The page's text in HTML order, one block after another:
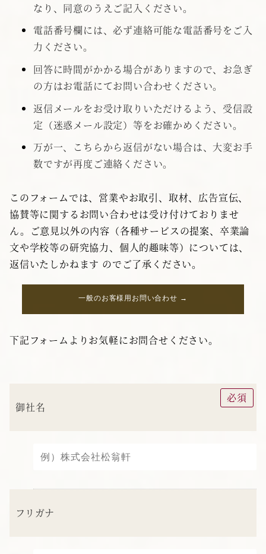
なり、同意のうえご記入ください。
電話番号欄には、必ず連絡可能な電話番号をご入
力ください。
回答に時間がかかる場合がありますので、お急ぎ
の方はお電話にてお問い合わせください。
返信メールをお受け取りいただけるよう、受信設
定（迷惑メール設定）等をお確かめください。
万が一、こちらから返信がない場合は、大変お手
数ですが再度ご連絡ください。
このフォームでは、営業やお取引、取材、広告宣伝、
協賛等に関するお問い合わせは受け付けておりませ
ん。ご意見以外の内容（各種サービスの提案、卒業論
文や学校等の研究協力、個人的趣味等）については、
返信いたしかねます のでご了承ください。
一般のお客様用お問い合わせ →
下記フォームよりお気軽にお問合せください。
御社名
必須
フリガナ